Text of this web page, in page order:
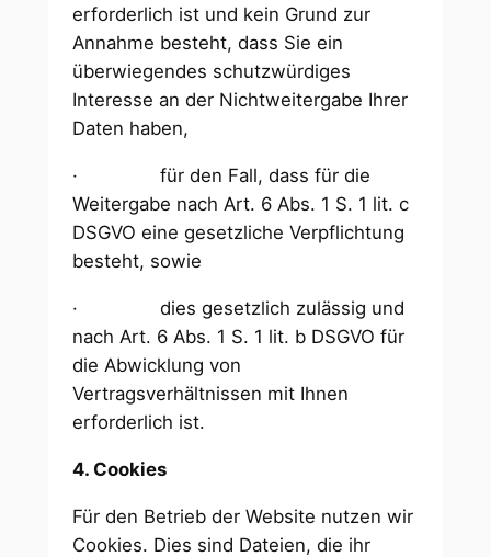
erforderlich ist und kein Grund zur
Annahme besteht, dass Sie ein
überwiegendes schutzwürdiges
Interesse an der Nichtweitergabe Ihrer
Daten haben,
· für den Fall, dass für die
Weitergabe nach Art. 6 Abs. 1 S. 1 lit. c
DSGVO eine gesetzliche Verpflichtung
besteht, sowie
· dies gesetzlich zulässig und
nach Art. 6 Abs. 1 S. 1 lit. b DSGVO für
die Abwicklung von
Vertragsverhältnissen mit Ihnen
erforderlich ist.
4. Cookies
Für den Betrieb der Website nutzen wir
Cookies. Dies sind Dateien, die ihr